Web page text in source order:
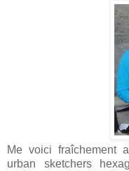
Me voici fraîchement
urban sketchers